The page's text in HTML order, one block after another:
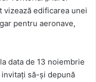
vizează edificarea unei
pentru aeronave,
data de 13 noiembrie
să-și depună